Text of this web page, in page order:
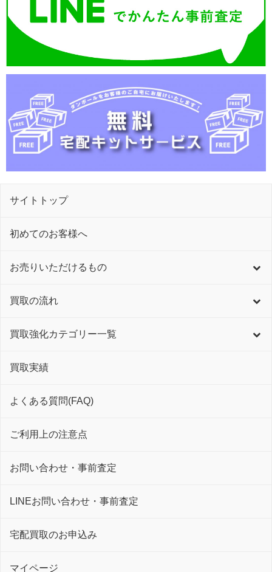
サイトトップ
初めてのお客様へ
お売りいただけるもの
買取の流れ
買取強化カテゴリー一覧
買取実績
よくある質問(FAQ)
ご利用上の注意点
お問い合わせ・事前査定
LINEお問い合わせ・事前査定
宅配買取のお申込み
マイページ